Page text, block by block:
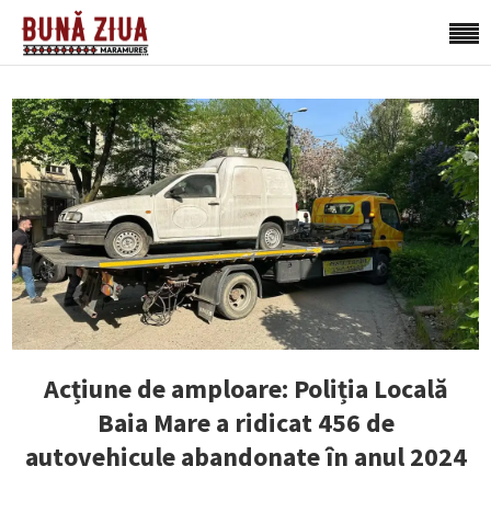
Acțiune de amploare: Poliția Locală
Baia Mare a ridicat 456 de
autovehicule abandonate în anul 2024